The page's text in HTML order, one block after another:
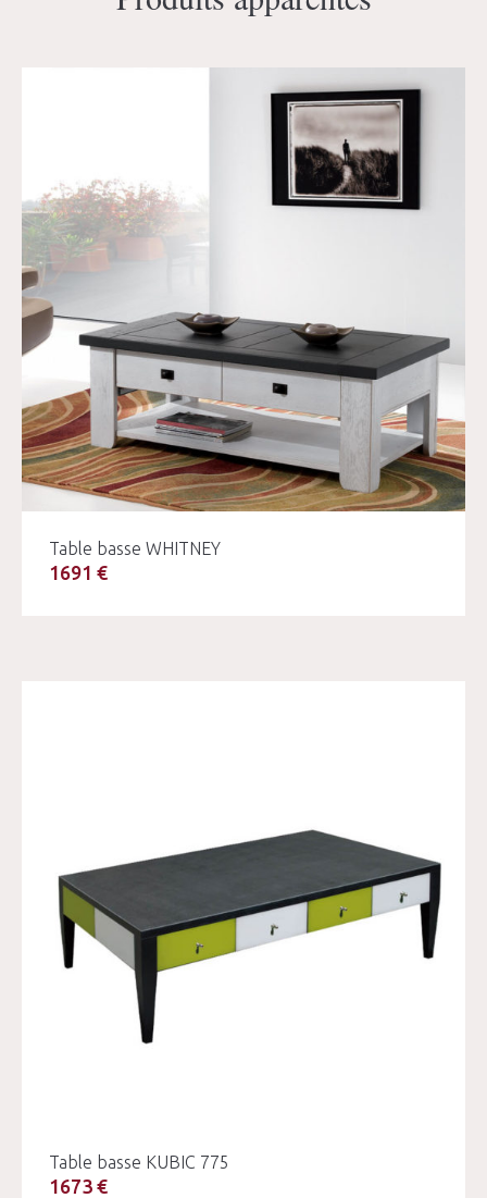
Table basse WHITNEY
1691 €
Table basse KUBIC 775
1673 €